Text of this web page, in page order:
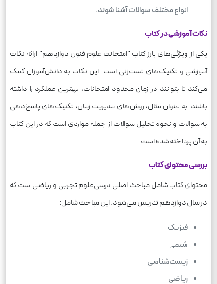
انواع مختلف سوالات آشنا شوند.
نکات آموزشی در کتاب
یکی از ویژگی‌های بارز کتاب "امتحانت علوم فنون دوازدهم" ارائه نکات
آموزشی و تکنیک‌های تست‌زنی است. این نکات به دانش‌آموزان کمک
می‌کند تا بتوانند در زمان محدود امتحانات، بهترین عملکرد را داشته
باشند. به عنوان مثال، روش‌های مدیریت زمان، تکنیک‌های پاسخ‌دهی
به سوالات و نحوه تحلیل سوالات از جمله مواردی است که در این کتاب
به آن پرداخته شده است.
بررسی محتوای کتاب
محتوای کتاب شامل مباحث اصلی درسی علوم تجربی و ریاضی است که
در سال دوازدهم تدریس می‌شود. این مباحث شامل:
فیزیک
شیمی
زیست‌شناسی
ریاضی